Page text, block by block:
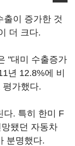
출이 증가한 것
더 크다.
"대미 수출증가
년 12.8%에 비
평가했다.
다. 특히 한미 F
됐던 자동차
분명했다.